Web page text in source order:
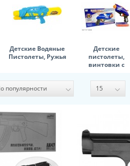
Детские Водяные
Пистолеты, Ружья
Детские
пистолеты,
винтовки с